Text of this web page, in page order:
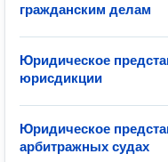
гражданским делам
Юридическое
юрисдикции
Юридическое
арбитражных судах